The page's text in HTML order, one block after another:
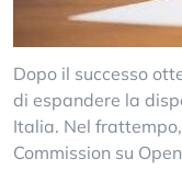
Dopo il successo
di espandere la
Italia. Nel
Commission su